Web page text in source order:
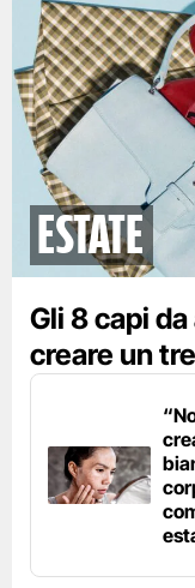
Estate
Gli 8 capi
creare un